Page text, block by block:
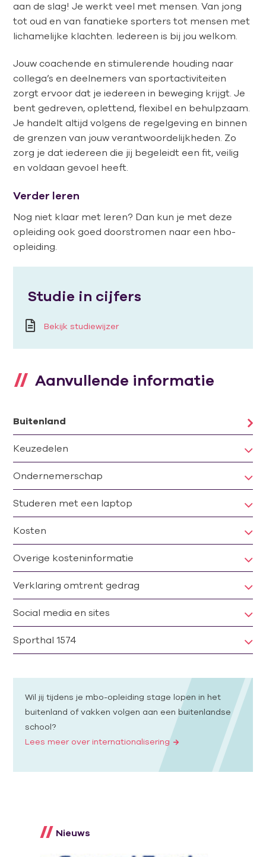
aan de slag! Je werkt veel met mensen. Van jong
tot oud en van fanatieke sporters tot mensen met
lichamelijke klachten. Iedereen is bij jou welkom.
Jouw coachende en stimulerende houding naar
collega’s en deelnemers van sportactiviteiten
zorgt ervoor dat je iedereen in beweging krijgt. Je
bent gedreven, oplettend, flexibel en behulpzaam.
Je handelt altijd volgens de regelgeving en binnen
de grenzen van jouw verantwoordelijkheden. Zo
zorg je dat iedereen die jij begeleidt een fit, veilig
en voldaan gevoel heeft.
Verder leren
Nog niet klaar met leren? Dan kun je met deze
opleiding ook goed doorstromen naar een hbo-
opleiding.
Studie in cijfers
Bekijk studiewijzer
Aanvullende informatie
Buitenland
Keuzedelen
Ondernemerschap
Studeren met een laptop
Kosten
Overige kosteninformatie
Verklaring omtrent gedrag
Social media en sites
Sporthal 1574
Wil jij tijdens je mbo-opleiding stage lopen in het
buitenland of vakken volgen aan een buitenlandse
school?
Lees meer over internationalisering
Nieuws